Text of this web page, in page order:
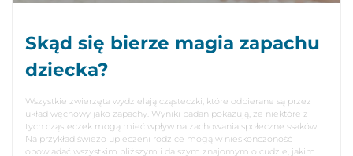
Skąd się bierze magia zapachu
dziecka?
Wszystkie zwierzęta wydzielają cząsteczki, które odbierane są przez
układ węchowy jako zapachy. Wyniki badań pokazują, że niektóre z
tych cząsteczek mogą mieć wpływ na zachowania społeczne ssaków.
Na przykład świeżo upieczeni rodzice mogą w nieskończoność
opowiadać wszystkim bliższym i dalszym znajomym o cudzie, jakim